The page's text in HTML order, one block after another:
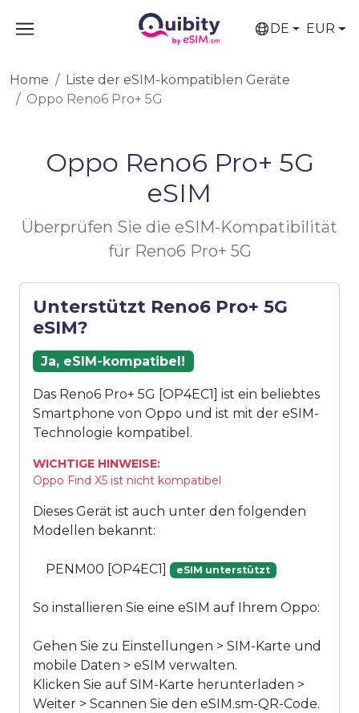
DE EUR
Home
Liste der eSIM-kompatiblen Geräte
Oppo Reno6 Pro+ 5G
Oppo Reno6 Pro+ 5G
eSIM
Überprüfen Sie die eSIM-Kompatibilität
für Reno6 Pro+ 5G
Unterstützt Reno6 Pro+ 5G
eSIM?
Ja, eSIM-kompatibel!
Das Reno6 Pro+ 5G [OP4EC1] ist ein beliebtes
Smartphone von Oppo und ist mit der eSIM-
Technologie kompatibel.
WICHTIGE HINWEISE:
Oppo Find X5 ist nicht kompatibel
Dieses Gerät ist auch unter den folgenden
Modellen bekannt:
PENM00 [OP4EC1] eSIM unterstützt
So installieren Sie eine eSIM auf Ihrem Oppo:
Gehen Sie zu Einstellungen > SIM-Karte und
mobile Daten > eSIM verwalten.
Klicken Sie auf SIM-Karte herunterladen >
Weiter > Scannen Sie den eSIM.sm-QR-Code.